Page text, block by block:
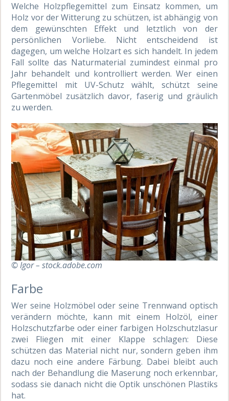
Welche Holzpflegemittel zum Einsatz kommen, um
Holz vor der Witterung zu schützen, ist abhängig von
dem gewünschten Effekt und letztlich von der
persönlichen Vorliebe. Nicht entscheidend ist
dagegen, um welche Holzart es sich handelt. In jedem
Fall sollte das Naturmaterial zumindest einmal pro
Jahr behandelt und kontrolliert werden. Wer einen
Pflegemittel mit UV-Schutz wählt, schützt seine
Gartenmöbel zusätzlich davor, faserig und gräulich
zu werden.
© Igor – stock.adobe.com
Farbe
Wer seine Holzmöbel oder seine Trennwand optisch
verändern möchte, kann mit einem Holzöl, einer
Holzschutzfarbe oder einer farbigen Holzschutzlasur
zwei Fliegen mit einer Klappe schlagen: Diese
schützen das Material nicht nur, sondern geben ihm
dazu noch eine andere Färbung. Dabei bleibt auch
nach der Behandlung die Maserung noch erkennbar,
sodass sie danach nicht die Optik unschönen Plastiks
hat.